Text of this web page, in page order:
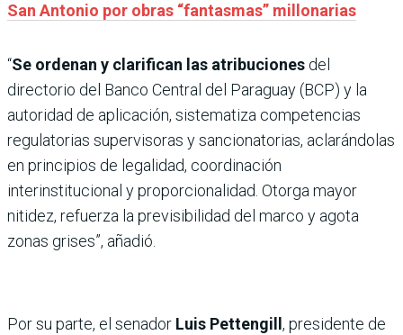
San Antonio por obras “fantasmas” millonarias
“Se ordenan y clarifican las atribuciones del
directorio del Banco Central del Paraguay (BCP) y la
autoridad de aplicación, sistematiza competencias
regulatorias supervisoras y sancionatorias, aclarándolas
en principios de legalidad, coordinación
interinstitucional y proporcionalidad. Otorga mayor
nitidez, refuerza la previsibilidad del marco y agota
zonas grises”, añadió.
Por su parte, el senador Luis Pettengill , presidente de